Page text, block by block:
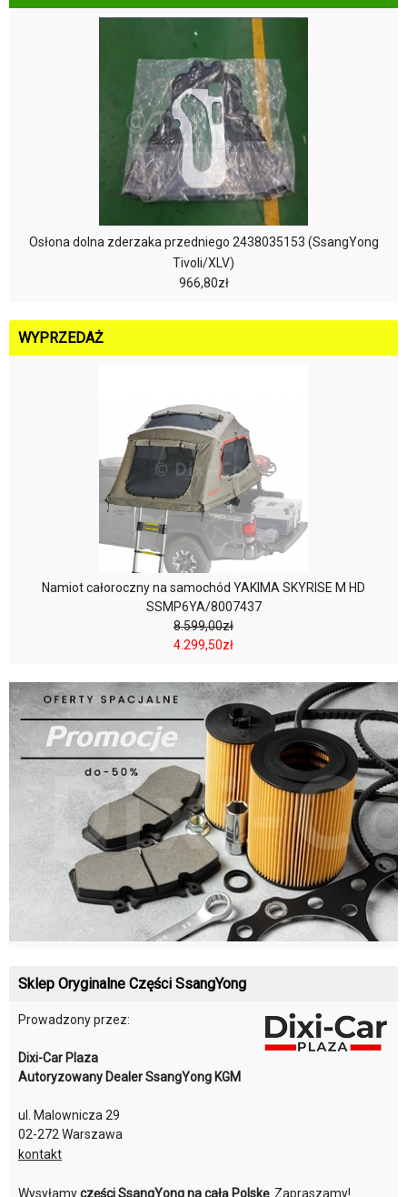
Osłona dolna zderzaka przedniego 2438035153 (SsangYong
Tivoli/XLV)
966,80zł
WYPRZEDAŻ
Namiot całoroczny na samochód YAKIMA SKYRISE M HD
SSMP6YA/8007437
8.599,00zł
4.299,50zł
Sklep Oryginalne Części SsangYong
Prowadzony przez:
Dixi-Car Plaza
Autoryzowany Dealer SsangYong KGM
ul. Malownicza 29
02-272 Warszawa
kontakt
Wysyłamyczęści SsangYong na całą Polskę. Zapraszamy!